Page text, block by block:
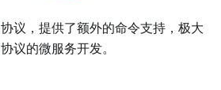
协议，提供了额外的命令支持，极大
协议的微服务开发。